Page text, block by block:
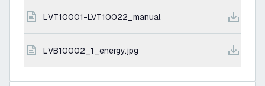
LVT10001-LVT10022_manual
LVB10002_1_energy.jpg